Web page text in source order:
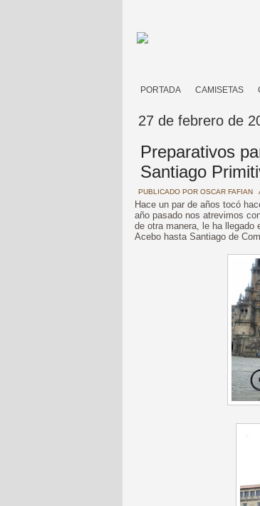
PORTADA CAMISETAS
27 de febrero de
Preparativos
Santiago
PUBLICADO POR OSCAR FAFIAN
Hace un par de años tocó
año pasado nos atrevimos
de otra manera, le ha llegado
Acebo hasta Santiago de